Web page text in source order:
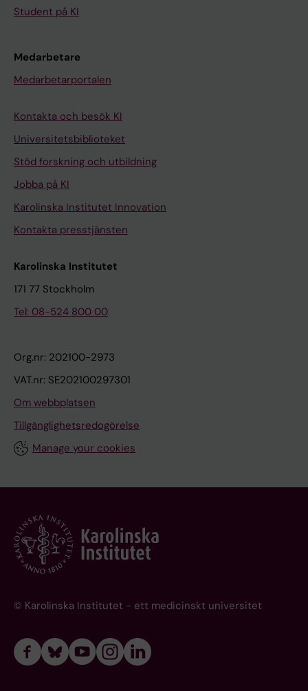
Student på KI
Medarbetare
Medarbetarportalen
Kontakta och besök KI
Universitetsbiblioteket
Stöd forskning och utbildning
Jobba på KI
Karolinska Institutet Innovation
Kontakta presstjänsten
Karolinska Institutet
171 77 Stockholm
Tel: 08-524 800 00
Org.nr: 202100-2973
VAT.nr: SE202100297301
Om webbplatsen
Tillgänglighetsredogörelse
Manage your cookies
© Karolinska Institutet - ett medicinskt universitet